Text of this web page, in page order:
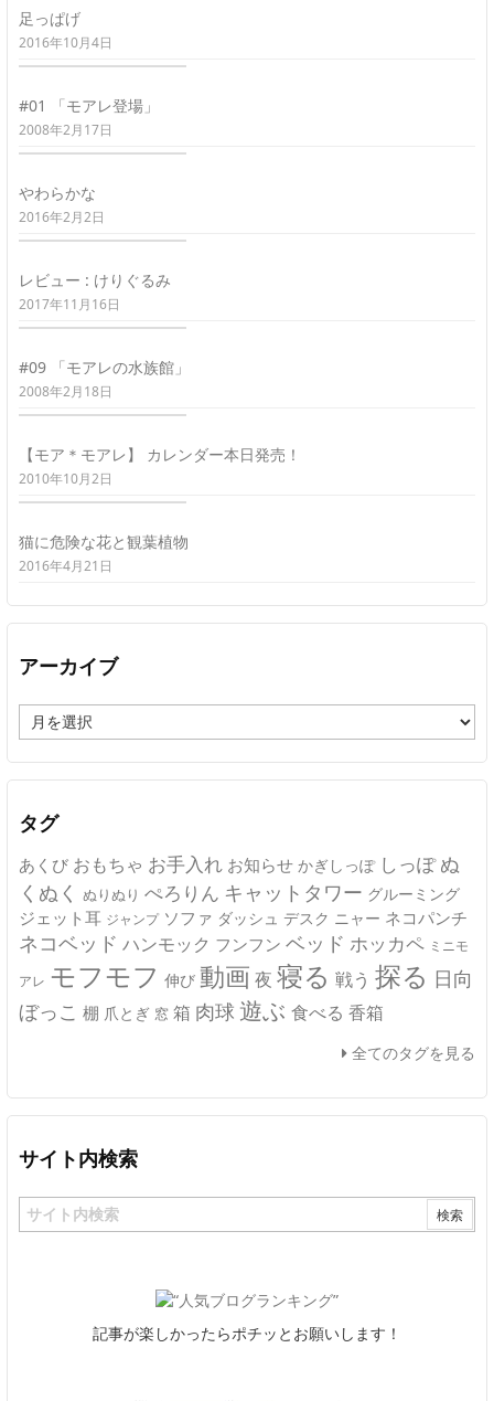
足っぱげ
2016年10月4日
#01 「モアレ登場」
2008年2月17日
やわらかな
2016年2月2日
レビュー : けりぐるみ
2017年11月16日
#09 「モアレの水族館」
2008年2月18日
【モア＊モアレ】 カレンダー本日発売！
2010年10月2日
猫に危険な花と観葉植物
2016年4月21日
アーカイブ
ー
カ
イ
タグ
あくび おもちゃ お手入れ お知らせ かぎしっぽ しっぽ ぬ
くぬく ぬりぬり ぺろりん キャットタワー グルーミング
ジェット耳 ジャンプ ソファ ダッシュ デスク ニャー ネコパンチ
ネコベッド ハンモック フンフン ベッド ホッカペ ミニモ
アレ モフモフ 伸び 動画 夜 寝る 戦う 探る 日向
ぼっこ 棚 爪とぎ 窓 箱 肉球 遊ぶ 食べる 香箱
全てのタグを見る
サイト内検索
記事が楽しかったらポチッとお願いします！